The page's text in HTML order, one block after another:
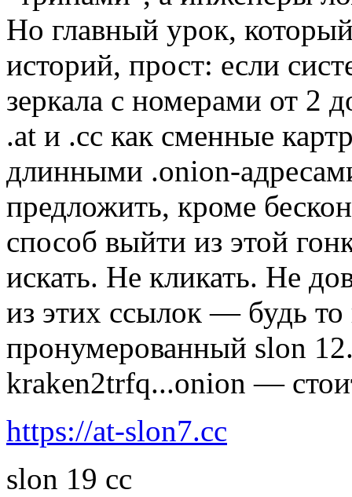
Но главный урок,
историй, прост: если
зеркала с номерами от 2
.at и .cc как сменные
длинными .onion-
предложить, кроме
способ выйти из этой
искать. Не кликать. Не
из этих ссылок — будь то
пронумерованный slon
kraken2trfq...onion —
https://at-slon7.cc
slon 19 cc